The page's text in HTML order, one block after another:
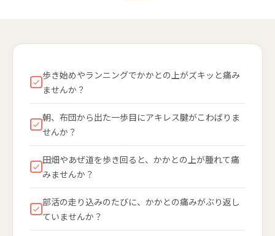
歩き始めやランニングでかかとの上がズキッと痛み
ませんか？
朝、布団から出た一歩目にアキレス腱がこわばりま
せんか？
田畑やあぜ道を歩き回ると、かかとの上が腫れて痛
みませんか？
部活の走り込みのたびに、かかとの痛みがぶり返し
ていませんか？